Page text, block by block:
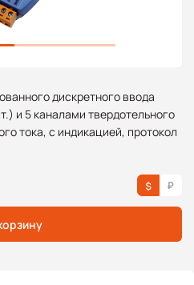
дискретного ввода
и 5 каналами твердотельного
тока, с индикацией, протокол